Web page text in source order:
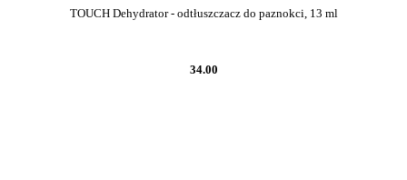
TOUCH Dehydrator - odtłuszczacz do paznokci, 13 ml
34.00